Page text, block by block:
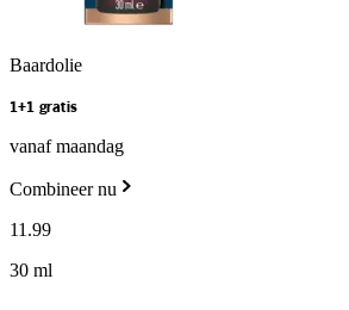
Baardolie
1+1 gratis
vanaf maandag
Combineer nu
11 .99
30 ml